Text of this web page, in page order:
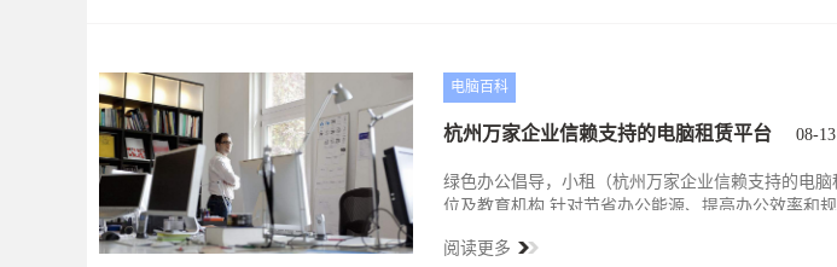
电脑百科
杭州万家企业信赖支持的电脑租赁平台 08-13
绿色办公倡导，小租（杭州万家企业信赖支持的电
位及教育机构,针对节省办公能源、提高办公效率和
客户降低办公成本,提高办公效率,建立节约、高效、
阅读更多